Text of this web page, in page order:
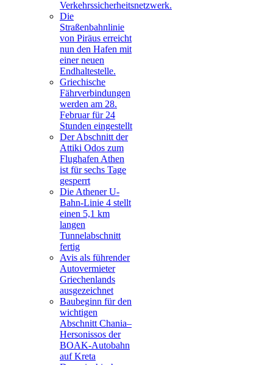
Verkehrssicherheitsnetzwerk.
Die
Straßenbahnlinie
von Piräus erreicht
nun den Hafen mit
einer neuen
Endhaltestelle.
Griechische
Fährverbindungen
werden am 28.
Februar für 24
Stunden eingestellt
Der Abschnitt der
Attiki Odos zum
Flughafen Athen
ist für sechs Tage
gesperrt
Die Athener U-
Bahn-Linie 4 stellt
einen 5,1 km
langen
Tunnelabschnitt
fertig
Avis als führender
Autovermieter
Griechenlands
ausgezeichnet
Baubeginn für den
wichtigen
Abschnitt Chania–
Hersonissos der
BOAK-Autobahn
auf Kreta